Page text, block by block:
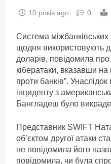
10 років ago 0
Система міжбанківських
щодня використовують
доларів, повідомила
кібератаки, вказавши на
проти банків”.
інциденту з
Бангладеш було
Представник SWIFT
об’єктом другої атаки
не повідомила його
повідомила, чи була